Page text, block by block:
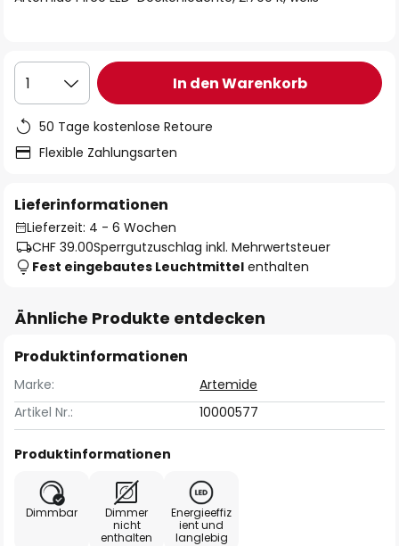
1 In den Warenkorb
50 Tage kostenlose Retoure
Flexible Zahlungsarten
Lieferinformationen
Lieferzeit: 4 - 6 Wochen
CHF 39.00Sperrgutzuschlag inkl. Mehrwertsteuer
Fest eingebautes Leuchtmittel enthalten
Ähnliche Produkte entdecken
Produktinformationen
Marke:
Artemide
Artikel Nr.:
10000577
Produktinformationen
Dimmbar
Dimmer
nicht
enthalten
Energieeffiz
ient und
langlebig